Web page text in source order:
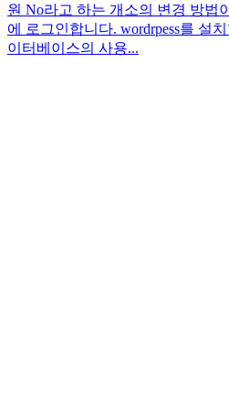
원 No라고 하는 개소의 변경 방법
에 로그인합니다. wordrpess를 설
이터베이스의 사용...